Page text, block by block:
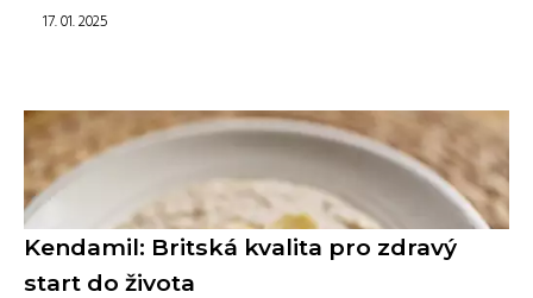
17. 01. 2025
Kendamil: Britská kvalita pro zdravý
start do života